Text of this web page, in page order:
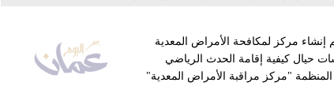
أنه سيتم إنشاء مركز لمكافحة الأمراض المعدية
تفشي وباء كوفيد-19، في خضم نقاشات حيال كيفية إقامة الحدث الرياضي
"مركز مراقبة الأمراض المعدية"